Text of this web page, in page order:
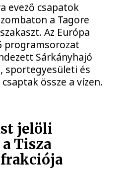
evező csapatok
a Tagore
Az Európa
programsorozat
Sárkányhajó
sportegyesületi és
össze a vízen.
jelöli
Tisza